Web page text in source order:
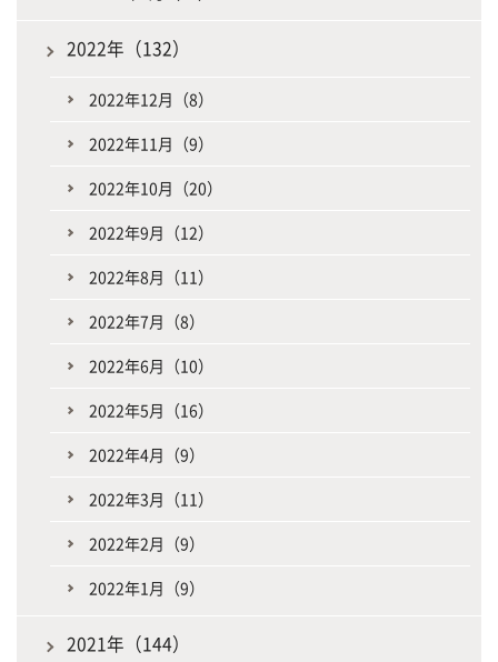
2022年（132）
2022年12月（8）
2022年11月（9）
2022年10月（20）
2022年9月（12）
2022年8月（11）
2022年7月（8）
2022年6月（10）
2022年5月（16）
2022年4月（9）
2022年3月（11）
2022年2月（9）
2022年1月（9）
2021年（144）